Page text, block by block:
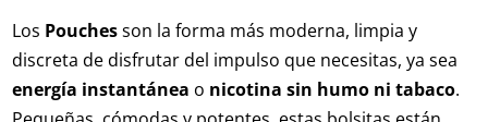
Los Pouchesson la forma más moderna, limpia y
discreta de disfrutar del impulso que necesitas, ya sea
energía instantánea o nicotina sin humo ni tabaco.